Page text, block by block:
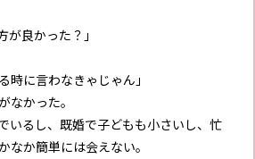
が良かった？」
時に言わなきゃじゃん」
なかった。
いるし、既婚で子どもも小さいし、忙
なか簡単には会えない。